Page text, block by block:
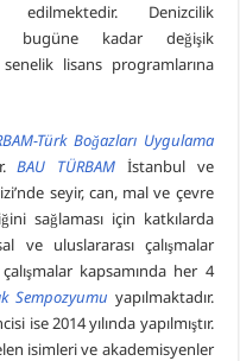
Denizcilik
bugüne kadar değişik
lisans programlarına
Türk Boğazları Uygulama
BAU TÜRBAM İstanbul ve
seyir, can, mal ve çevre
sağlaması için katkılarda
ve uluslararası çalışmalar
kapsamında her 4
Sempozyumu yapılmaktadır.
ise 2014 yılında yapılmıştır.
isimleri ve akademisyenler